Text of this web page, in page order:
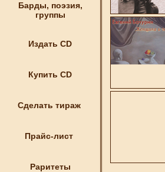
Барды, поэзия,
группы
Издать CD
Купить CD
Сделать тираж
Прайс-лист
Раритеты